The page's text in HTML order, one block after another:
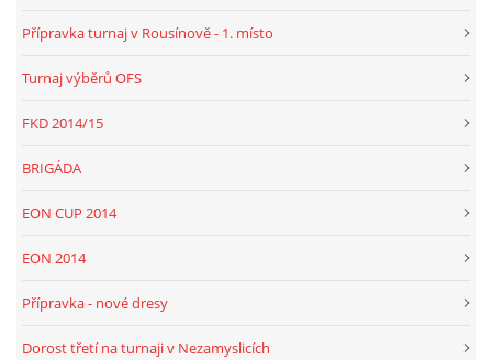
Přípravka turnaj v Rousínově - 1. místo
Turnaj výběrů OFS
FKD 2014/15
BRIGÁDA
EON CUP 2014
EON 2014
Přípravka - nové dresy
Dorost třetí na turnaji v Nezamyslicích